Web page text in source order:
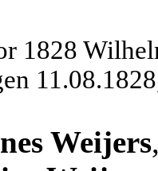
1828
Weijers